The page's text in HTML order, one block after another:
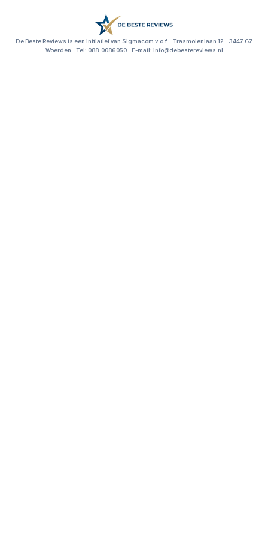
De Beste Reviews is een initiatief van Sigmacom v.o.f. - Trasmolenlaan 12 - 3447 GZ
Woerden - Tel: 088-0086050 - E-mail: info@debestereviews.nl